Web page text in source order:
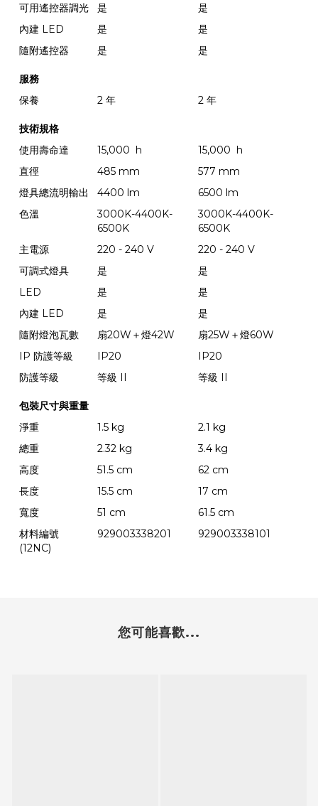
可用遙控器調光
是
是
內建 LED
是
是
隨附遙控器
是 是
服務
保養
2 年 2 年
技術規格
使用壽命達
15,000 h
15,000 h
直徑
485 mm
577 mm
燈具總流明輸出
4400 lm
6500 lm
色溫
3000K-4400K-
6500K
3000K-4400K-
6500K
主電源
220 - 240 V
220 - 240 V
可調式燈具
是
是
LED
是
是
內建 LED
是
是
隨附燈泡瓦數
扇20W＋燈42W
扇25W＋燈60W
IP 防護等級
IP20
IP20
防護等級
等級 II 等級 II
包裝尺寸與重量
淨重
1.5 kg
2.1 kg
總重
2.32 kg
3.4 kg
高度
51.5 cm
62 cm
長度
15.5 cm
17 cm
寬度
51 cm
61.5 cm
材料編號
(12NC)
929003338201 929003338101
您可能喜歡...